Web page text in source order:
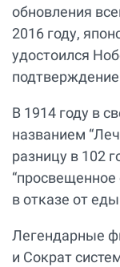
обновления
2016 году,
удостоился
В 1914 году в
названием
разницу в 102
“просвещенное
в отказе от
Легендарные
и Сократ